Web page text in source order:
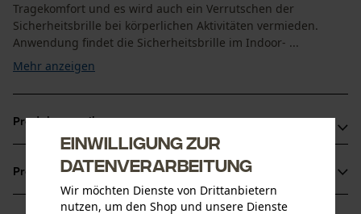
Tragekomfort und es wird auch ein Verrutschen der
Sicherheitsbrille bei körperlichen Aktivitäten vermieden.
Anwendung findet die Sicherheitsbrille im Indoor- ...
Mehr anzeigen
Produktvorteile
Besonders leicht mit nur 19 Gramm Gewicht
Druckstellen entstehen
Produktinformationen
Einwilligung zur
Datenverarbeitung
Wir möchten Dienste von Drittanbietern
nutzen, um den Shop und unsere Dienste